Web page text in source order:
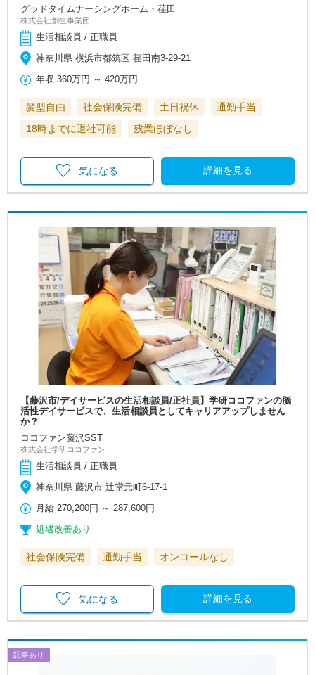
グッドタイムナーシングホーム・荏田
株式会社創生事業団
生活相談員 / 正職員
神奈川県 横浜市都筑区 荏田南3-29-21
年収 360万円 ～420万円
髪型自由 社会保険完備 土日祝休
通勤手当
18時までに退社可能
残業ほぼなし
詳細を見る
気になる
【藤沢市/デイサービスの生活相談員/正社員】学研ココファンの脳
活性デイサービスで、生活相談員としてキャリアアップしません
か？
ココファン藤沢SST
株式会社学研ココファン
生活相談員 / 正職員
神奈川県 藤沢市 辻堂元町6-17-1
月給 270,200円 ～287,600円
処遇改善あり
社会保険完備 通勤手当 オンコールなし
詳細を見る
気になる
記事あり